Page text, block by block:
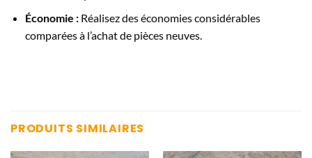
Économie :Réalisez des économies considérables
comparées à l’achat de pièces neuves.
PRODUITS SIMILAIRES